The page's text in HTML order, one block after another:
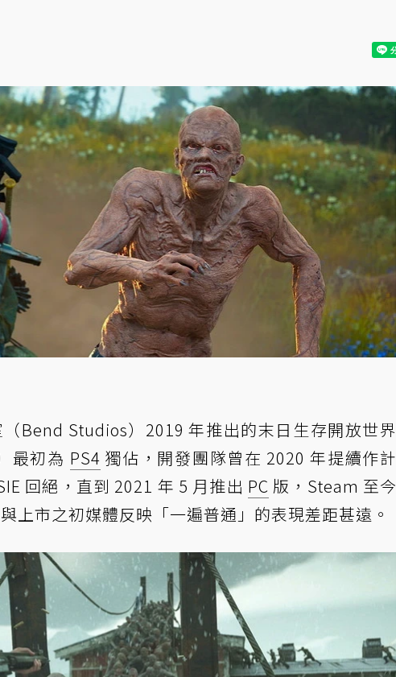
（Bend Studios）2019 年推出的末日生存開放世界
最初為 PS4 獨佔，開發團隊曾在 2020 年提續作計
回絕，直到 2021 年 5 月推出 PC 版，Steam 至今
上市之初媒體反映「一遍普通」的表現差距甚遠。